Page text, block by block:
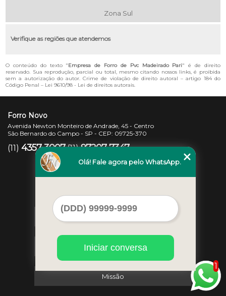
Zona Sul
Verifique as regiões que atendemos
O conteúdo do texto "Empresa de Forro de Pvc Madeirado Pari" é de direito
reservado. Sua reprodução, parcial ou total, mesmo citando nossos links, é proibida
sem a autorização do autor. Crime de violação de direito autoral – artigo 184 do
Código Penal – Lei 9610/98 - Lei de direitos autorais.
Forro Novo
Avenida Newton Monteiro de Andrade, 45 - Centro
São Bernardo do Campo - SP - CEP: 09725-370
(11) 4357-3007 (11)97207-7347
Empresa
Missão
1
Olá! Fale agora pelo WhatsApp.
Iniciar conversa